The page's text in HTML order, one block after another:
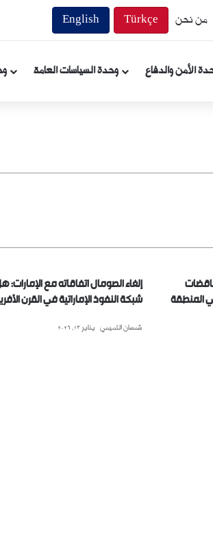
من نحن Türkçe
English
الأمن والدفاع وحدة السياسات العامة
إلغاء الصومال اتفاقاته مع الإمارات:
شبكة النفوذ الإماراتية في القرن
شمسان التميمي يناير 13, 2026
المنطقة